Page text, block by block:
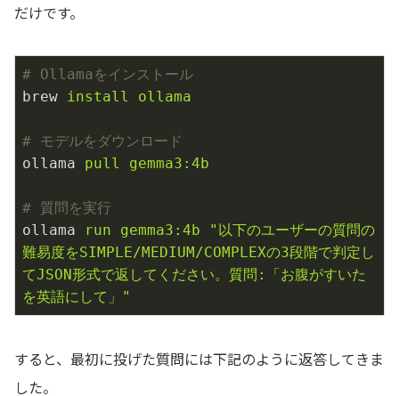
だけです。
# Ollamaをインストール
brew
install ollama
# モデルをダウンロード
ollama
pull gemma3:4b
# 質問を実行
ollama
run gemma3:4b "以下のユーザーの質問の
難易度をSIMPLE/MEDIUM/COMPLEXの3段階で判定し
てJSON形式で返してください。質問:「お腹がすいた
を英語にして」"
すると、最初に投げた質問には下記のように返答してきま
した。